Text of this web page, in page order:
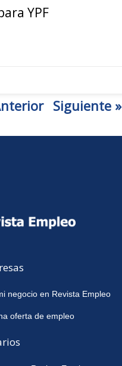
YPF
Siguiente »
negocio en Revista Empleo
oferta de empleo